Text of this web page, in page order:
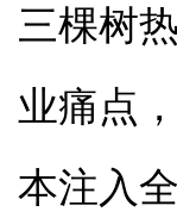
三棵树
业痛点
本注入